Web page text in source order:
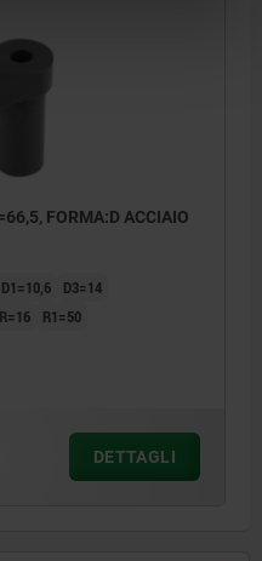
FORMA:D ACCIAIO
D1=10,6
D3=14
R=16
R1=50
DETTAGLI